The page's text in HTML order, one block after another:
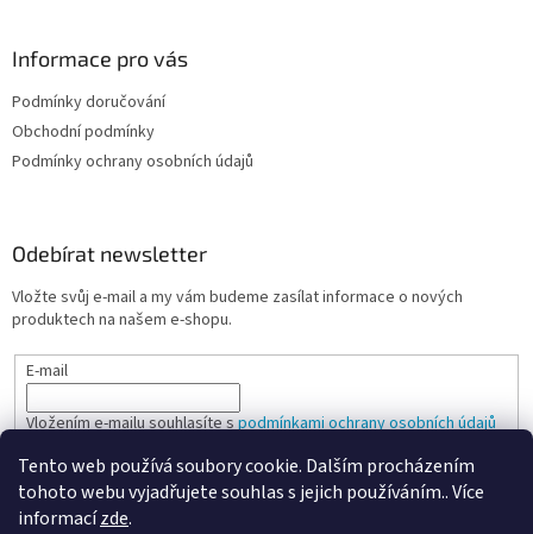
Tento web používá soubory cookie. Dalším procházením
tohoto webu vyjadřujete souhlas s jejich používáním.. Více
informacízde.
Informace pro vás
Podmínky doručování
Obchodní podmínky
Podmínky ochrany osobních údajů
Odebírat newsletter
Vložte svůj e-mail a my vám budeme zasílat informace o nových
produktech na našem e-shopu.
E-mail
Vložením e-mailu souhlasíte spodmínkami ochrany osobních údajů
PŘIHLÁSIT SE